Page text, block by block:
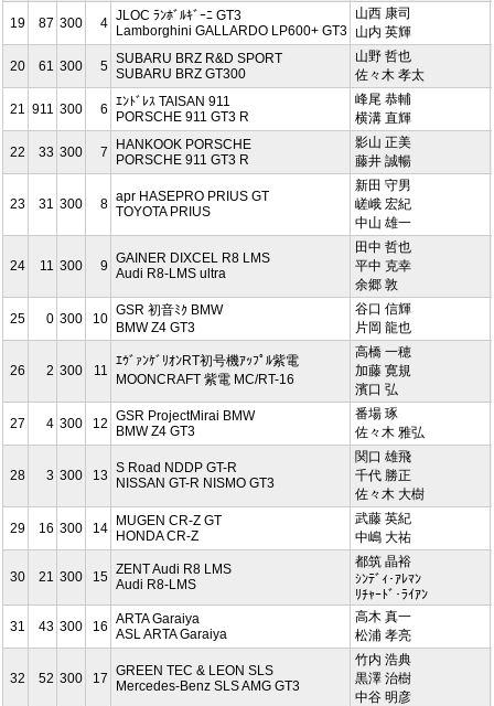
19 87 300 4 JLOC ﾗﾝﾎﾞﾙｷﾞｰﾆ GT3
Lamborghini GALLARDO LP600+ GT3
山西 康司
山内 英輝
20 61 300 5 SUBARU BRZ R&D SPORT
SUBARU BRZ GT300
山野 哲也
佐々木 孝太
21 911 300 6 ｴﾝﾄﾞﾚｽ TAISAN 911
PORSCHE 911 GT3 R
峰尾 恭輔
横溝 直輝
22 33 300 7
HANKOOK PORSCHE
PORSCHE 911 GT3 R
影山 正美
藤井 誠暢
23 31 300 8 apr HASEPRO PRIUS GT
TOYOTA PRIUS
新田 守男
嵯峨 宏紀
中山 雄一
24 11 300 9 GAINER DIXCEL R8 LMS
Audi R8-LMS ultra
田中 哲也
平中 克幸
余郷 敦
25 0 300 10
GSR 初音ﾐｸ BMW
BMW Z4 GT3
谷口 信輝
片岡 龍也
26 2 300 11
ｴｳﾞｧﾝｹﾞﾘｵﾝRT初号機ｱｯﾌﾟﾙ紫電
MOONCRAFT 紫電 MC/RT-16
高橋 一穂
加藤 寛規
濱口 弘
27 4 300 12 GSR ProjectMirai BMW
BMW Z4 GT3
番場 琢
佐々木 雅弘
28 3 300 13 S Road NDDP GT-R
NISSAN GT-R NISMO GT3
関口 雄飛
千代 勝正
佐々木 大樹
29 16 300 14 MUGEN CR-Z GT
HONDA CR-Z
武藤 英紀
中嶋 大祐
30 21 300 15 ZENT Audi R8 LMS
Audi R8-LMS
都筑 晶裕
ｼﾝﾃﾞｨ･ｱﾚﾏﾝ
ﾘﾁｬｰﾄﾞ･ﾗｲｱﾝ
31 43 300 16 ARTA Garaiya
ASL ARTA Garaiya
高木 真一
松浦 孝亮
32 52 300 17 GREEN TEC & LEON SLS
Mercedes-Benz SLS AMG GT3
竹内 浩典
黒澤 治樹
中谷 明彦